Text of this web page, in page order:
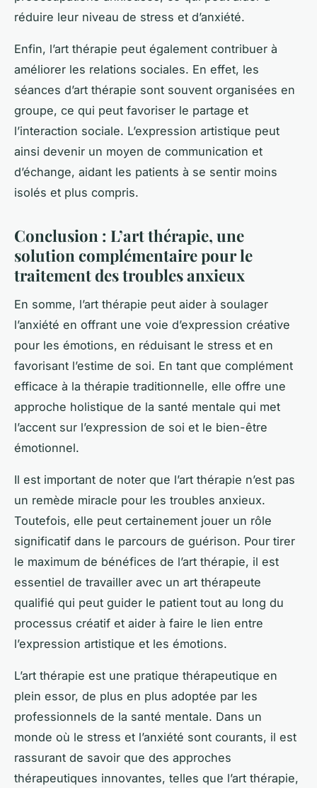
réduire leur niveau de stress et d’anxiété.
Enfin, l’art thérapie peut également contribuer à
améliorer les relations sociales. En effet, les
séances d’art thérapie sont souvent organisées en
groupe, ce qui peut favoriser le partage et
l’interaction sociale. L’expression artistique peut
ainsi devenir un moyen de communication et
d’échange, aidant les patients à se sentir moins
isolés et plus compris.
Conclusion : L’art thérapie, une
solution complémentaire pour le
traitement des troubles anxieux
En somme, l’art thérapie peut aider à soulager
l’anxiété en offrant une voie d’expression créative
pour les émotions, en réduisant le stress et en
favorisant l’estime de soi. En tant que complément
efficace à la thérapie traditionnelle, elle offre une
approche holistique de la santé mentale qui met
l’accent sur l’expression de soi et le bien-être
émotionnel.
Il est important de noter que l’art thérapie n’est pas
un remède miracle pour les troubles anxieux.
Toutefois, elle peut certainement jouer un rôle
significatif dans le parcours de guérison. Pour tirer
le maximum de bénéfices de l’art thérapie, il est
essentiel de travailler avec un art thérapeute
qualifié qui peut guider le patient tout au long du
processus créatif et aider à faire le lien entre
l’expression artistique et les émotions.
L’art thérapie est une pratique thérapeutique en
plein essor, de plus en plus adoptée par les
professionnels de la santé mentale. Dans un
monde où le stress et l’anxiété sont courants, il est
rassurant de savoir que des approches
thérapeutiques innovantes, telles que l’art thérapie,